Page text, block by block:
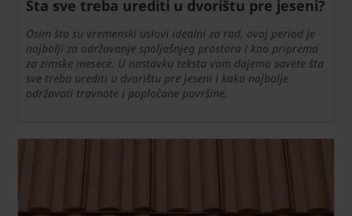
Šta sve treba urediti u dvorištu pre jeseni?
Osim što su vremenski uslovi idealni za rad, ovaj period je
najbolji za održavanje spoljašnjeg prostora i kao priprema
za zimske mesece. U nastavku teksta vam dajemo savete šta
sve treba urediti u dvorištu pre jeseni i kako najbolje
održavati travnate i popločane površine.